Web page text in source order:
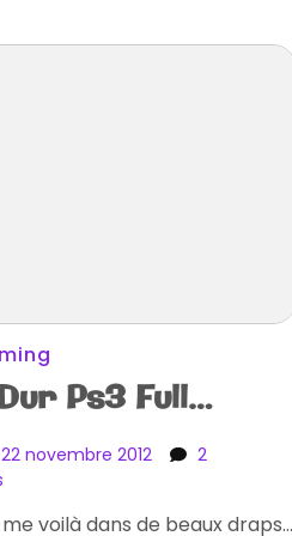
Ps3 Full…
22 novembre 2012
2
Dur voilà dans de beaux draps…